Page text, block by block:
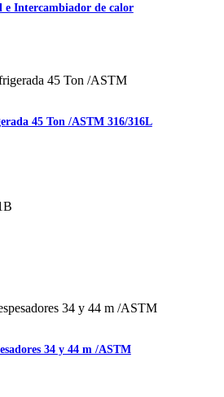
e Intercambiador de calor
45 Ton /ASTM 316/316L
34 y 44 m /ASTM